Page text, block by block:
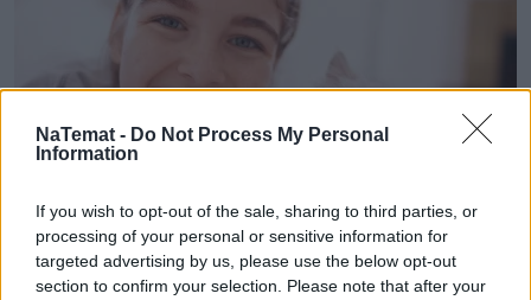
NaTemat - Do Not Process My Personal
Information
If you wish to opt-out of the sale, sharing to third parties, or
processing of your personal or sensitive information for
targeted advertising by us, please use the below opt-out
section to confirm your selection. Please note that after your
Zwierzęta
06 sierpnia 2025, 17:37